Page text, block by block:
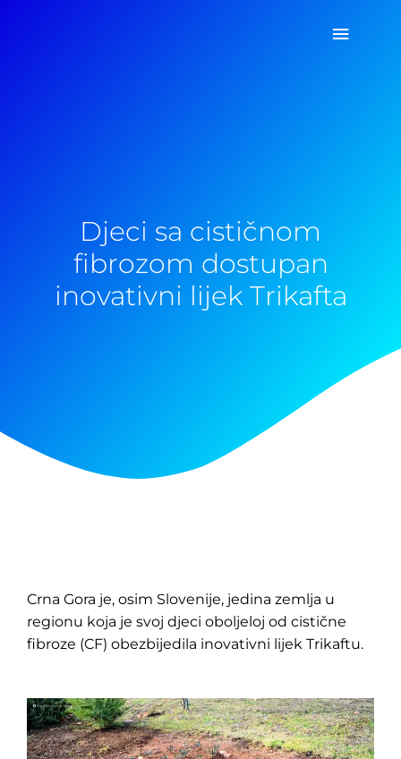
Glavni
Djeci sa cističnom
fibrozom dostupan
inovativni lijek Trikafta
Crna Gora je, osim Slovenije, jedina zemlja u
regionu koja je svoj djeci oboljeloj od cistične
fibroze (CF) obezbijedila inovativni lijek Trikaftu.